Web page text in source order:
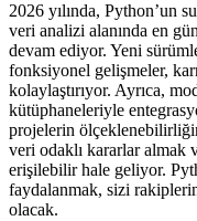
2026 yılında, Python’un
veri analizi alanında en
devam ediyor. Yeni
fonksiyonel gelişmeler,
kolaylaştırıyor. Ayrıca,
kütüphaneleriyle
projelerin
veri odaklı kararlar almak
erişilebilir hale geliyor.
faydalanmak, sizi
olacak.